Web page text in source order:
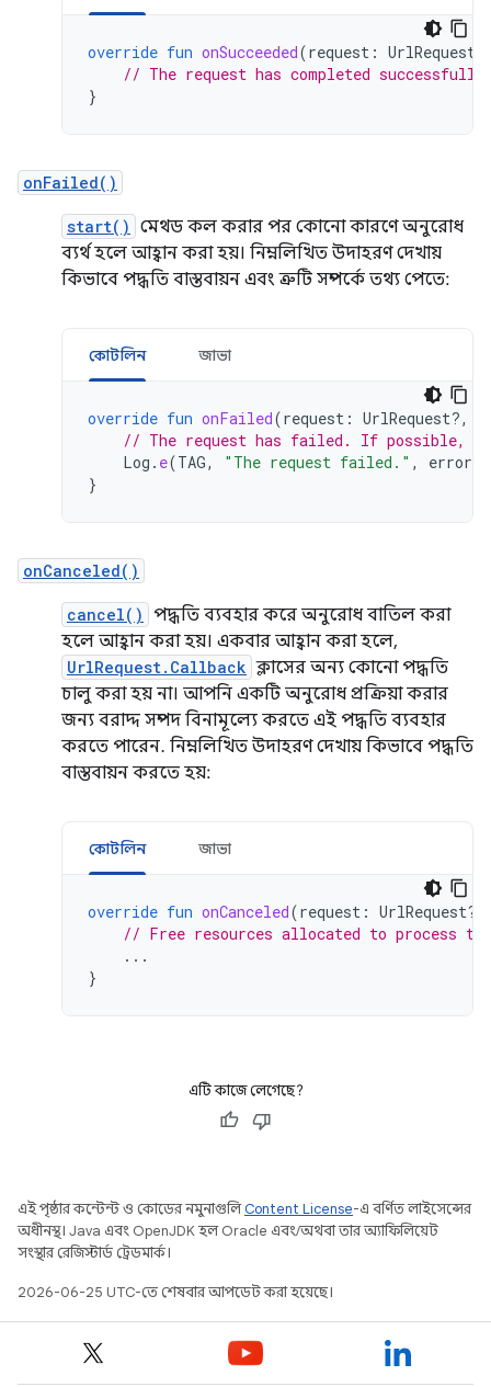
override fun onSucceeded(request :
// The request has completed
}
onFailed()
start() মেথড কল করার পর কোনো কারণে অনুরোধ
ব্যর্থ হলে আহ্বান করা হয়। নিম্নলিখিত উদাহরণ দেখায়
কিভাবে পদ্ধতি বাস্তবায়ন এবং ত্রুটি সম্পর্কে তথ্য পেতে:
কোটলিন জাভা
override fun onFailed(request : UrlRequest?,
// The request has failed. If possible,
Log . e(TAG, "The request failed." , error
}
onCanceled()
cancel() পদ্ধতি ব্যবহার করে অনুরোধ বাতিল করা
হলে আহ্বান করা হয়। একবার আহ্বান করা হলে,
UrlRequest.Callback ক্লাসের অন্য কোনো পদ্ধতি
চালু করা হয় না। আপনি একটি অনুরোধ প্রক্রিয়া করার
জন্য বরাদ্দ সম্পদ বিনামূল্যে করতে এই পদ্ধতি ব্যবহার
করতে পারেন. নিম্নলিখিত উদাহরণ দেখায় কিভাবে পদ্ধতি
বাস্তবায়ন করতে হয়:
কোটলিন জাভা
override fun onCanceled(request : UrlRequest?,
// Free resources allocated to process
...
}
এটি কাজে লেগেছে?
এই পৃষ্ঠার কন্টেন্ট ও কোডের নমুনাগুলিContent License-এ বর্ণিত লাইসেন্সের
অধীনস্থ। Java এবং OpenJDK হল Oracle এবং/অথবা তার অ্যাফিলিয়েট
সংস্থার রেজিস্টার্ড ট্রেডমার্ক।
2026-06-25 UTC-তে শেষবার আপডেট করা হয়েছে।